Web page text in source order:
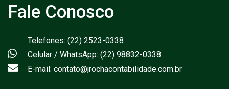
Fale Conosco
Telefones: (22) 2523-0338
Celular / WhatsApp: (22) 98832-0338
E-mail: contato@jrochacontabilidade.com.br